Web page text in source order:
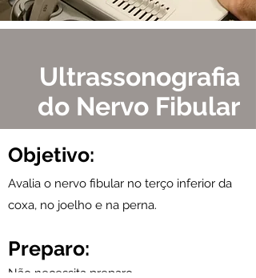
Ultrassonografia
do Nervo Fibular
Objetivo:
Avalia o nervo fibular no terço inferior da
coxa, no joelho e na perna.
Preparo:
Não necessita preparo.